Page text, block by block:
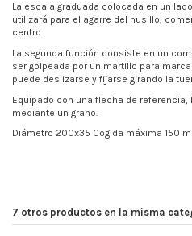
La escala graduada colocada en un
utilizará para el agarre del husillo,
centro.
La segunda función consiste en un
ser golpeada por un martillo para
puede deslizarse y fijarse girando la
Equipado con una flecha de
mediante un grano.
Diámetro 200x35 Cogida máxima 150
7 otros productos en la misma